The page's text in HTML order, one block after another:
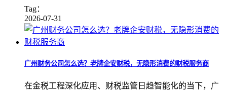
Tag：
2026-07-31
广州财务公司怎么选？老牌企安财税，无隐形消费的财税服务商
在金税工程深化应用、财税监管日趋智能化的当下，广